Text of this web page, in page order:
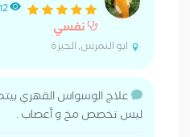
نفسي
ابو النمرس, الجيزة
علاج الوسواس القهري
ليس تخصص مخ و أعصاب .